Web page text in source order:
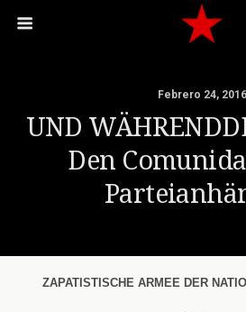
Febrero 24, 2016
UND
Den
ZAPATISTISCHE ARMEE DER